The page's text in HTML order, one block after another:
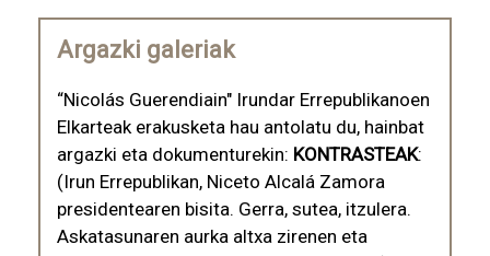
Argazki galeriak
“Nicolás Guerendiain" Irundar Errepublikanoen
Elkarteak erakusketa hau antolatu du, hainbat
argazki eta dokumenturekin: KONTRASTEAK:
(Irun Errepublikan, Niceto Alcalá Zamora
presidentearen bisita. Gerra, sutea, itzulera.
Askatasunaren aurka altxa zirenen eta